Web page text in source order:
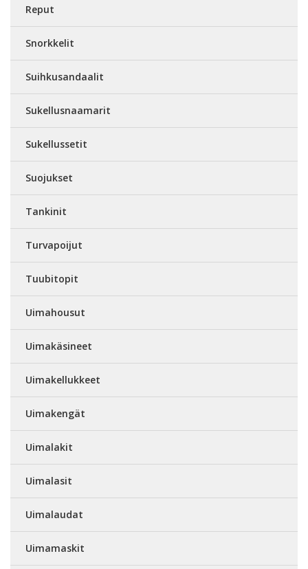
Reput
Snorkkelit
Suihkusandaalit
Sukellusnaamarit
Sukellussetit
Suojukset
Tankinit
Turvapoijut
Tuubitopit
Uimahousut
Uimakäsineet
Uimakellukkeet
Uimakengät
Uimalakit
Uimalasit
Uimalaudat
Uimamaskit